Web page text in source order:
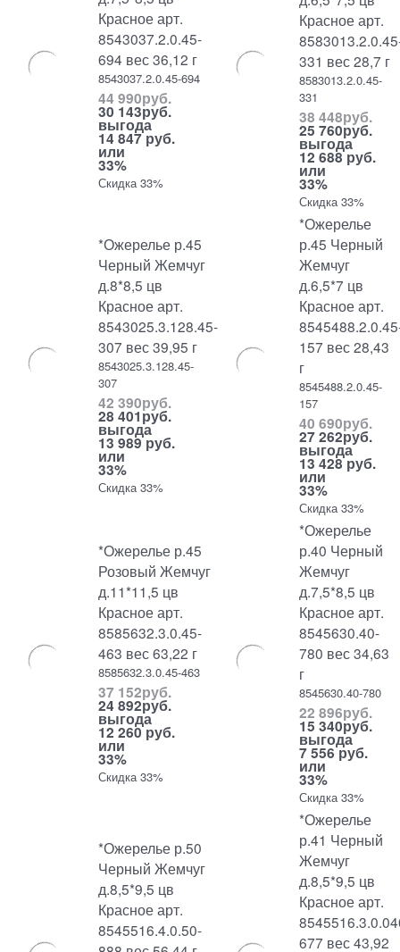
Красное арт.
8543037.2.0.45-
694 вес 36,12 г
8543037.2.0.45-694
44 990руб.
30 143руб.
выгода
14 847 руб.
или
33%
Скидка 33%
Красное арт.
331 вес 28,7 г
8583013.2.0.45-
331
38 448руб.
25 760руб.
выгода
12 688 руб.
или
33%
Скидка 33%
*Ожерелье р.45
Черный Жемчуг
д.8*8,5 цв
Красное арт.
8543025.3.128.45-
307 вес 39,95 г
8543025.3.128.45-
307
42 390руб.
28 401руб.
выгода
13 989 руб.
или
33%
Скидка 33%
*Ожерелье
р.45 Черный
Жемчуг
д.6,5*7 цв
Красное арт.
157 вес 28,43
г
8545488.2.0.45-
157
40 690руб.
27 262руб.
выгода
13 428 руб.
или
33%
Скидка 33%
*Ожерелье р.45
Розовый Жемчуг
д.11*11,5 цв
Красное арт.
8585632.3.0.45-
463 вес 63,22 г
8585632.3.0.45-463
37 152руб.
24 892руб.
выгода
12 260 руб.
или
33%
Скидка 33%
*Ожерелье
р.40 Черный
Жемчуг
д.7,5*8,5 цв
Красное арт.
8545630.40-
780 вес 34,63
г
8545630.40-780
22 896руб.
15 340руб.
выгода
7 556 руб.
или
33%
Скидка 33%
*Ожерелье р.50
Черный Жемчуг
д.8,5*9,5 цв
Красное арт.
8545516.4.0.50-
*Ожерелье
р.41 Черный
Жемчуг
д.8,5*9,5 цв
Красное арт.
677 вес 43,92